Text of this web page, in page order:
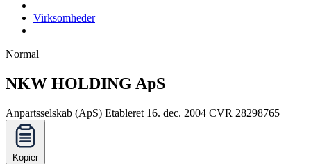
Virksomheder
Normal
NKW HOLDING ApS
Anpartsselskab (ApS) Etableret 16. dec. 2004 CVR 28298765
Kopier